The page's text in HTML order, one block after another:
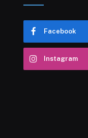
Facebook
Instagram